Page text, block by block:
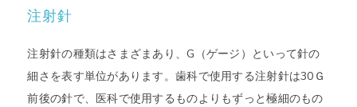
注射針
注射針の種類はさまざまあり、G（ゲージ）といって針の
細さを表す単位があります。歯科で使用する注射針は30Ｇ
前後の針で、医科で使用するものよりもずっと極細のもの